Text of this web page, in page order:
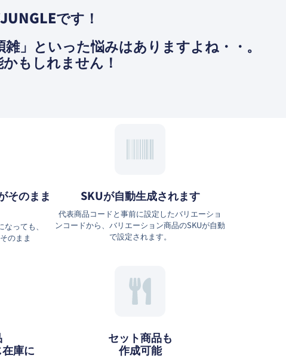
です！
」といった悩みはありますよね・・。
もしれません！
そのまま
っても、
のまま
SKUが自動生成されます
代表商品コードと事前に設定したバリエーショ
ンコードから、バリエーション商品のSKUが自動
で設定されます。
庫に
セット商品も
作成可能